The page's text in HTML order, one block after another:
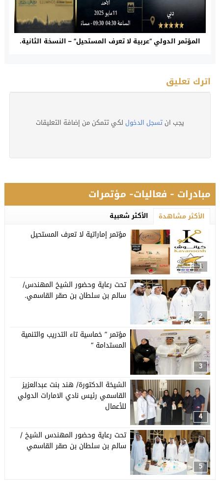
المؤتمر الدولي “عربية لا تعرف المستحيل” – النسخة الثانية.
اترك تعليق
يجب ان تسجل الدخول لكي تتمكن من إضافة التعليقات
مبادرات - فعاليات- مؤتمرات
الأكثر مشاهدة الأكثر شعبية
1
مؤتمر إماراتية لا تعرف المستحيل
2
تحت رعاية وحضور الشيخ المهندس/
سالم بن سلطان بن صقر القاسمي.
3
مؤتمر ” خماسية تاء التدريب والتنمية
المستدامة “
4
الشيخة الدكتورة/ هند بنت عبدالعزيز
القاسمي رئيس نادي الامارات الدولي
للأعمال
5
تحت رعاية وحضور المهندس الشيخ /
سالم بن سلطان بن صقر القاسمي